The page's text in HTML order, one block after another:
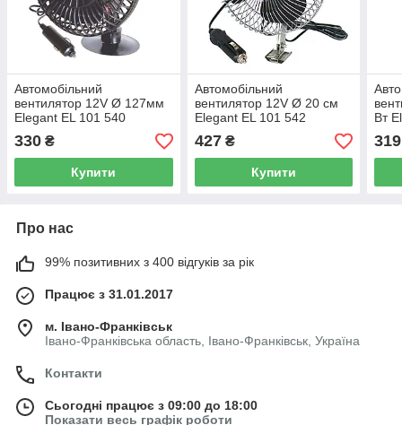
Автомобільний
вентилятор 12V Ø 127мм
Elegant EL 101 540
330 ₴
Купити
Автомобільний
вентилятор 12V Ø 20 см
Elegant EL 101 542
427₴
Купити
Вт
553
319
Про нас
99% позитивних з 400 відгуків за рік
Працює з 31.01.2017
м. Івано-Франківськ
Івано-Франківська область, Івано-Франківськ, Україна
Контакти
Сьогодні працює з 09:00 до 18:00
Показати весь графік роботи